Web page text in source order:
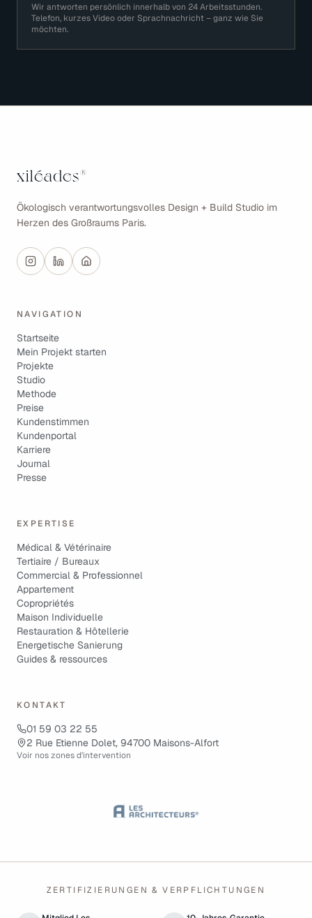
Wir antworten persönlich innerhalb von 24 Arbeitsstunden.
Telefon, kurzes Video oder Sprachnachricht – ganz wie Sie
möchten.
xiléades ®
Ökologisch verantwortungsvolles Design + Build Studio im
Herzen des Großraums Paris.
NAVIGATION
Startseite
Mein Projekt starten
Projekte
Studio
Methode
Preise
Kundenstimmen
Kundenportal
Karriere
Journal
Presse
EXPERTISE
Médical & Vétérinaire
Tertiaire / Bureaux
Commercial & Professionnel
Appartement
Copropriétés
Maison Individuelle
Restauration & Hôtellerie
Energetische Sanierung
Guides & ressources
KONTAKT
01 59 03 22 55
2 Rue Etienne Dolet, 94700 Maisons-Alfort
Voir nos zones d'intervention
ZERTIFIZIERUNGEN & VERPFLICHTUNGEN